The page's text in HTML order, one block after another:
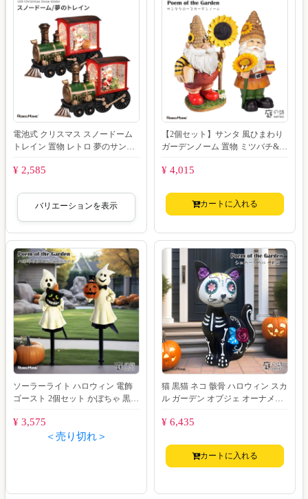
電池式 クリスマス スノードーム
トレイン 置物 レトロ 夢のサンタ
スノ
¥ 2,585
バリエーションを表示
【2個セット】サンタ 風ひまわり
ガーデンノーム 置物 ミツバチ&サ
ン装飾 かわ
¥ 4,015
カートに入れる
ソーラーライト ハロウィン 電飾
ゴースト 2個セット かぼちゃ 黒猫
い
¥ 3,575
＜売り切れ＞
猫 黒猫 ネコ 骸骨 ハロウィン スカ
ル ガーデン オブジェ オーナメン
日
¥ 6,435
カートに入れる